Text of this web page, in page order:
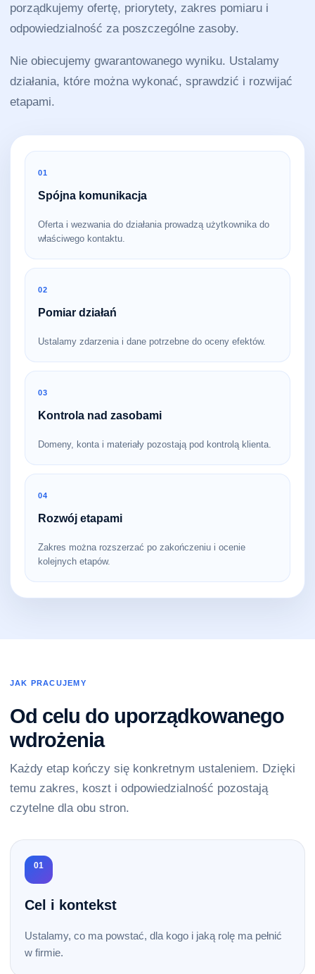
porządkujemy ofertę, priorytety, zakres pomiaru i
odpowiedzialność za poszczególne zasoby.
Nie obiecujemy gwarantowanego wyniku. Ustalamy
działania, które można wykonać, sprawdzić i rozwijać
etapami.
01
Spójna komunikacja
Oferta i wezwania do działania prowadzą użytkownika do
właściwego kontaktu.
02
Pomiar działań
Ustalamy zdarzenia i dane potrzebne do oceny efektów.
03
Kontrola nad zasobami
Domeny, konta i materiały pozostają pod kontrolą klienta.
04
Rozwój etapami
Zakres można rozszerzać po zakończeniu i ocenie
kolejnych etapów.
JAK PRACUJEMY
Od celu do uporządkowanego
wdrożenia
Każdy etap kończy się konkretnym ustaleniem. Dzięki
temu zakres, koszt i odpowiedzialność pozostają
czytelne dla obu stron.
01
Cel i kontekst
Ustalamy, co ma powstać, dla kogo i jaką rolę ma pełnić
w firmie.